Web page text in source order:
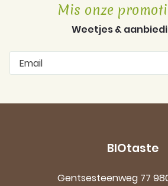
Mis onze
Weetjes &
BIOtaste
Gentsesteenweg 77